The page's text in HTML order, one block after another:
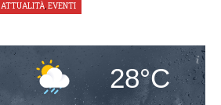
ATTUALITÀ,EVENTI
28°C